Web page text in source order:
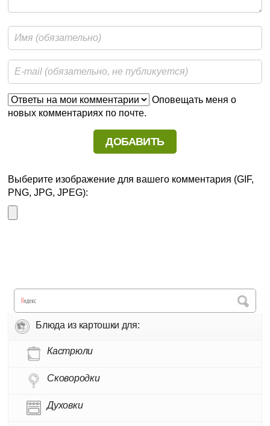
Оповещать меня о
новых комментариях по почте.
Выберите изображение для вашего комментария (GIF,
PNG, JPG, JPEG):
Блюда из картошки для:
Кастрюли
Сковородки
Духовки